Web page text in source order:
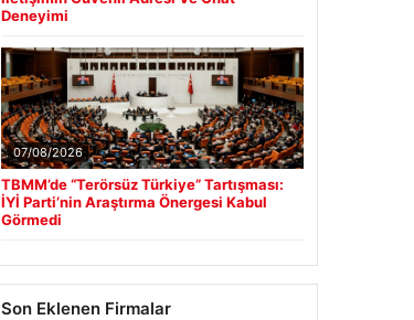
Deneyimi
07/08/2026
TBMM’de “Terörsüz Türkiye” Tartışması:
İYİ Parti’nin Araştırma Önergesi Kabul
Görmedi
Son Eklenen Firmalar